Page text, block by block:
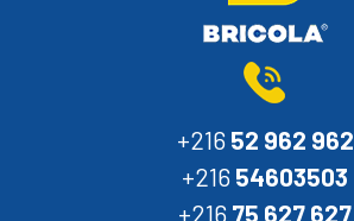
+216 52 962 962
+216 54603503
+216 75 627 627